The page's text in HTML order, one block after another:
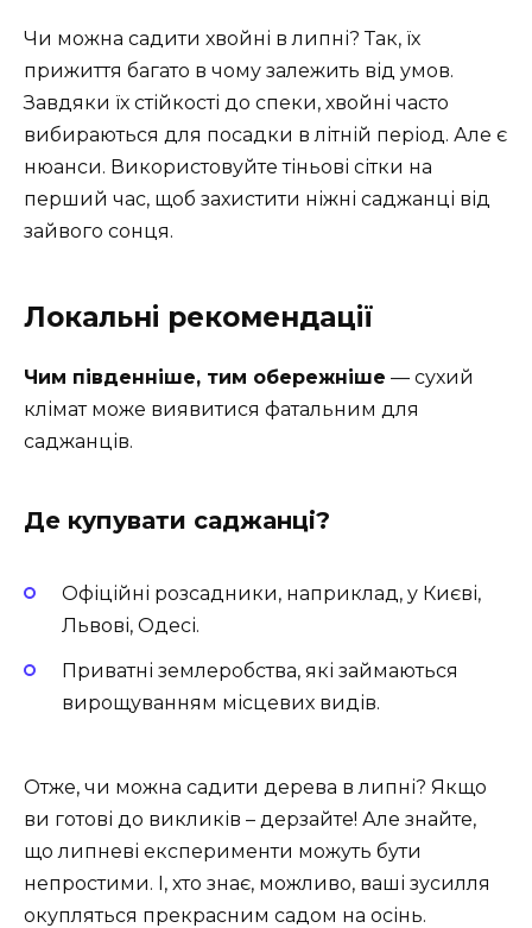
Чи можна садити хвойні в липні? Так, їх
прижиття багато в чому залежить від умов.
Завдяки їх стійкості до спеки, хвойні часто
вибираються для посадки в літній період. Але є
нюанси. Використовуйте тіньові сітки на
перший час, щоб захистити ніжні саджанці від
зайвого сонця.
Локальні рекомендації
Чим південніше, тим обережніше — сухий
клімат може виявитися фатальним для
саджанців.
Де купувати саджанці?
Офіційні розсадники, наприклад, у Києві,
Львові, Одесі.
Приватні землеробства, які займаються
вирощуванням місцевих видів.
Отже, чи можна садити дерева в липні? Якщо
ви готові до викликів – дерзайте! Але знайте,
що липневі експерименти можуть бути
непростими. І, хто знає, можливо, ваші зусилля
окупляться прекрасним садом на осінь.